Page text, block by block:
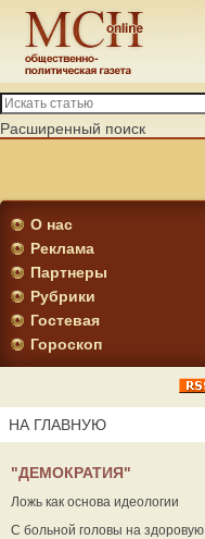
Расширенный поиск
О нас
Реклама
Партнеры
Рубрики
Гостевая
Гороскоп
НА ГЛАВНУЮ
"ДЕМОКРАТИЯ"
Ложь как основа идеологии
С больной головы на здоровую